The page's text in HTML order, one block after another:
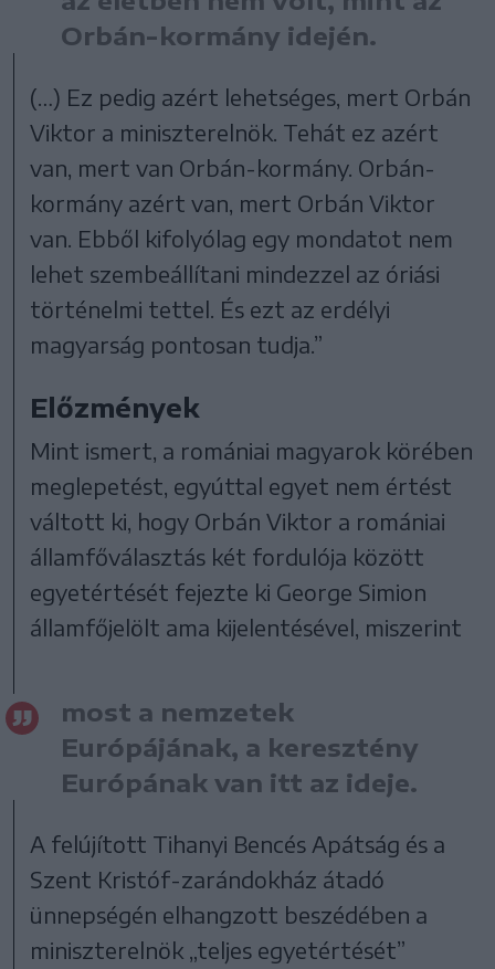
Orbán-kormány idején.
(…) Ez pedig azért lehetséges, mert Orbán
Viktor a miniszterelnök. Tehát ez azért
van, mert van Orbán-kormány. Orbán-
kormány azért van, mert Orbán Viktor
van. Ebből kifolyólag egy mondatot nem
lehet szembeállítani mindezzel az óriási
történelmi tettel. És ezt az erdélyi
magyarság pontosan tudja.”
Előzmények
Mint ismert, a romániai magyarok körében
meglepetést, egyúttal egyet nem értést
váltott ki, hogy Orbán Viktor a romániai
államfőválasztás két fordulója között
egyetértését fejezte ki George Simion
államfőjelölt ama kijelentésével, miszerint
most a nemzetek
Európájának, a keresztény
Európának van itt az ideje.
A felújított Tihanyi Bencés Apátság és a
Szent Kristóf-zarándokház átadó
ünnepségén elhangzott beszédében a
miniszterelnök „teljes egyetértését”